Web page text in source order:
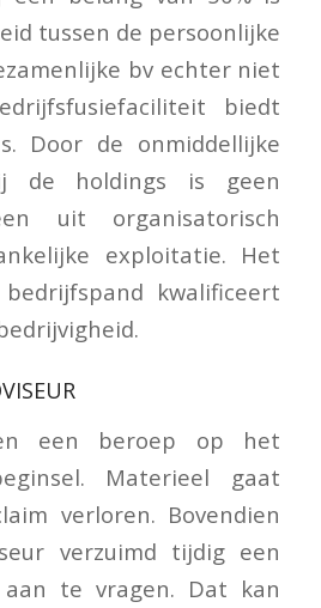
tussen de persoonlijke
bv echter niet
biedt
Door de onmiddellijke
de holdings is geen
uit organisatorisch
exploitatie. Het
kwalificeert
een beroep op het
Materieel gaat
verloren. Bovendien
verzuimd tijdig een
aan te vragen. Dat kan